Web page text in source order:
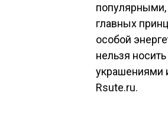
популярными,
главных
особой
нельзя
украшениями
Rsute.ru.